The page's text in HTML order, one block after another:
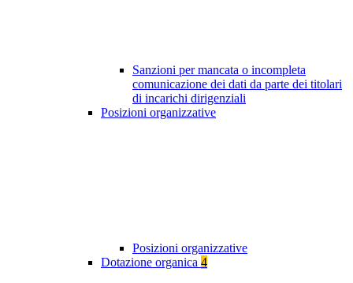
Sanzioni per mancata o incompleta
comunicazione dei dati da parte dei titolari
di incarichi dirigenziali
Posizioni organizzative
Posizioni organizzative
Dotazione organica 4